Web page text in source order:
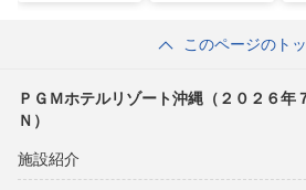
このページのト
ＰＧＭホテルリゾート沖縄（２０２６
Ｎ）
施設紹介